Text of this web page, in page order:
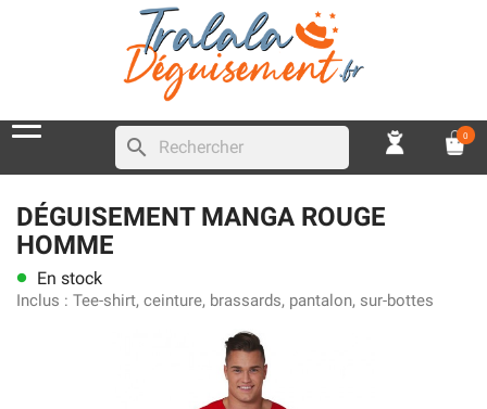
search 0
DÉGUISEMENT MANGA ROUGE
HOMME
lens En stock
Inclus : Tee-shirt, ceinture, brassards, pantalon, sur-bottes